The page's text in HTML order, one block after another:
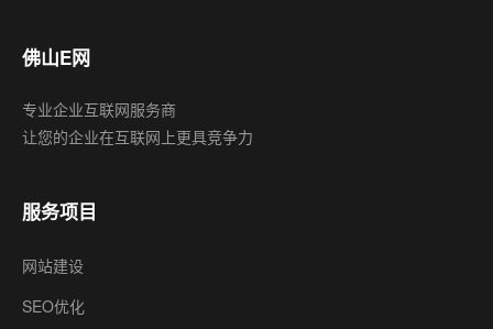
佛山E网
专业企业互联网服务商
让您的企业在互联网上更具竞争力
服务项目
网站建设
SEO优化